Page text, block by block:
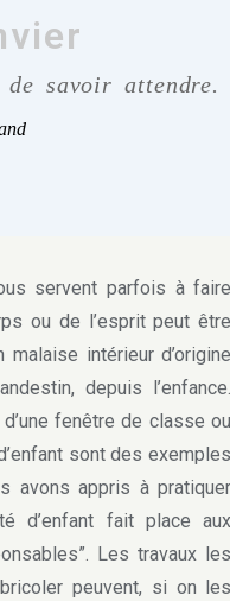
savoir attendre.
servent parfois à faire
ou de l’esprit peut être
intérieur d’origine
depuis l’enfance.
fenêtre de classe ou
sont des exemples
avons appris à pratiquer
d’enfant fait place aux
Les travaux les
peuvent, si on les